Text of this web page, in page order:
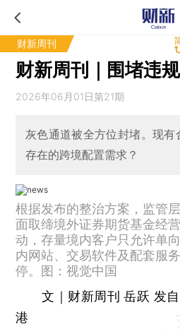
财新周刊
财新周刊｜围堵违
2026年06月01日第21期
灰色通道被全方位封堵。现
存在的跨境配置需求？
根据发布的整治方案，监管
面取缔境外证券期货基金经
动，存量境内客户只允许单
内网站、交易软件及配套服
停。图：视觉中国
文｜财新周刊 岳跃 发
港